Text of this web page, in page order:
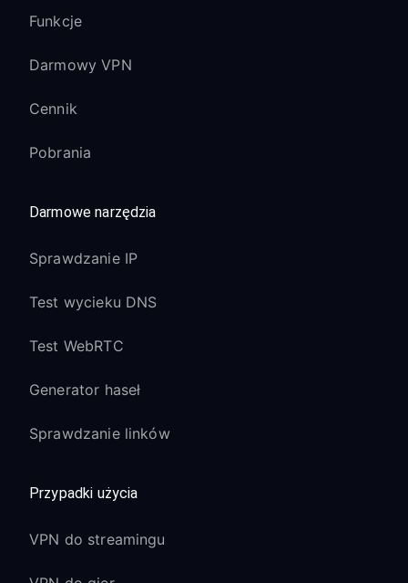
Funkcje
Darmowy VPN
Cennik
Pobrania
Darmowe narzędzia
Sprawdzanie IP
Test wycieku DNS
Test WebRTC
Generator haseł
Sprawdzanie linków
Przypadki użycia
VPN do streamingu